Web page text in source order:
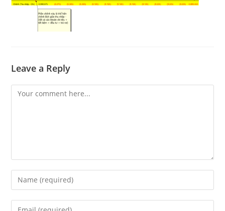
Leave a Reply
Comment
Enter
your
name
Enter